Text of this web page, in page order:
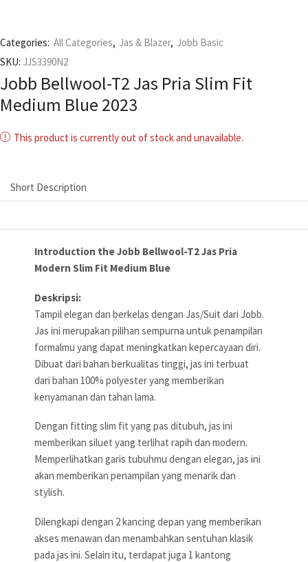
Categories: All Categories, Jas & Blazer, Jobb Basic
SKU: JJS3390N2
Jobb Bellwool-T2 Jas Pria Slim Fit
Medium Blue 2023
This product is currently out of stock and unavailable.
Short Description
Introduction the Jobb Bellwool-T2 Jas Pria
Modern Slim Fit Medium Blue
Deskripsi:
Tampil elegan dan berkelas dengan Jas/Suit dari Jobb.
Jas ini merupakan pilihan sempurna untuk penampilan
formalmu yang dapat meningkatkan kepercayaan diri.
Dibuat dari bahan berkualitas tinggi, jas ini terbuat
dari bahan 100% polyester yang memberikan
kenyamanan dan tahan lama.
Dengan fitting slim fit yang pas ditubuh, jas ini
memberikan siluet yang terlihat rapih dan modern.
Memperlihatkan garis tubuhmu dengan elegan, jas ini
akan memberikan penampilan yang menarik dan
stylish.
Dilengkapi dengan 2 kancing depan yang memberikan
akses menawan dan menambahkan sentuhan klasik
pada jas ini. Selain itu, terdapat juga 1 kantong